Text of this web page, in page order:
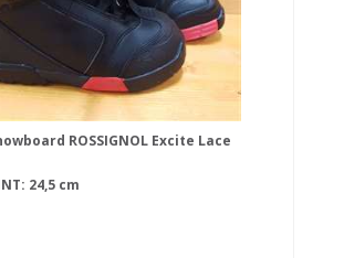
ROSSIGNOL Excite Lace
24,5 cm